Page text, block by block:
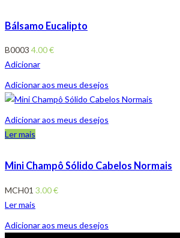
Bálsamo Eucalipto
B0003 4.00€
Adicionar
Adicionar aos meus desejos
Adicionar aos meus desejos
Ler mais
Mini Champô Sólido Cabelos Normais
MCH01 3.00€
Ler mais
Adicionar aos meus desejos